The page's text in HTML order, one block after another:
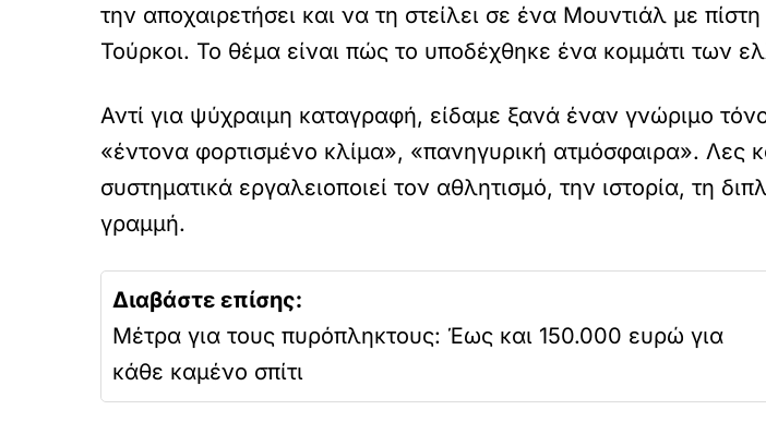
την αποχαιρετήσει και να τη στείλει σε ένα Μουντιάλ με
Τούρκοι. Το θέμα είναι πώς το υποδέχθηκε ένα κομμάτι των
Αντί για ψύχραιμη καταγραφή, είδαμε ξανά έναν γνώριμο
«έντονα φορτισμένο κλίμα», «πανηγυρική ατμόσφαιρα». Λες
συστηματικά εργαλειοποιεί τον αθλητισμό, την ιστορία, τη
γραμμή.
Διαβάστε επίσης:
Μέτρα για τους πυρόπληκτους: Έως και 150.000 ευρώ για
κάθε καμένο σπίτι